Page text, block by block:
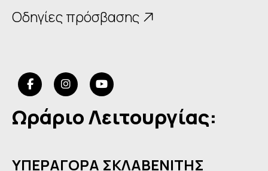
Οδηγίες πρόσβασης
Ωράριο Λειτουργίας:
ΥΠΕΡΑΓΟΡΑ ΣΚΛΑΒΕΝΙΤΗΣ